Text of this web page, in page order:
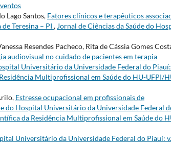
Lago Santos, Fatores clínicos e terapêuticos
Teresina – PI , Jornal de Ciências da Saúde do
Resendes Pacheco, Rita de Cássia Gomes
audiovisual no cuidado de pacientes em terapia
Universitário da Universidade Federal do
Multiprofissional em Saúde do HU-UFPI/
Estresse ocupacional em profissionais de
do Hospital Universitário da Universidade Federal
da Residência Multiprofissional em Saúde do
Universitário da Universidade Federal do Piauí: